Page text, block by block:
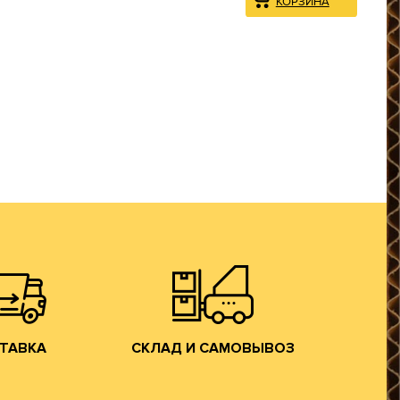
округу
СКЛАД И САМОВЫВОЗ
СКЛАД И
САМОВЫВОЗ
производится со склада